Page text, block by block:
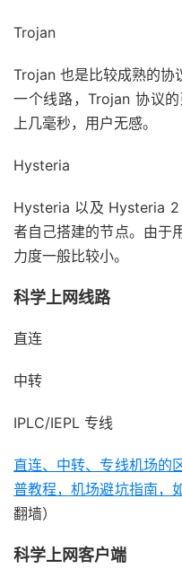
Trojan
Trojan 也是比较成熟的协
一个线路，Trojan 协议
上几毫秒，用户无感。
Hysteria
Hysteria 以及 Hysteria 2
者自己搭建的节点。由于
力度一般比较小。
科学上网线路
直连
中转
IPLC/IEPL 专线
直连、中转、专线机场的
普教程，机场避坑指南，
翻墙）
科学上网客户端